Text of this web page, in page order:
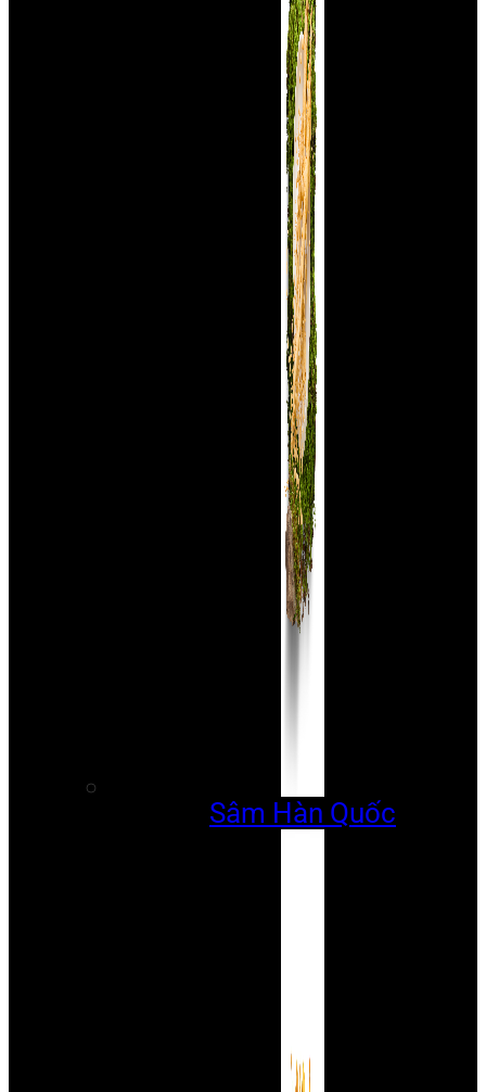
Sâm Hàn Quốc